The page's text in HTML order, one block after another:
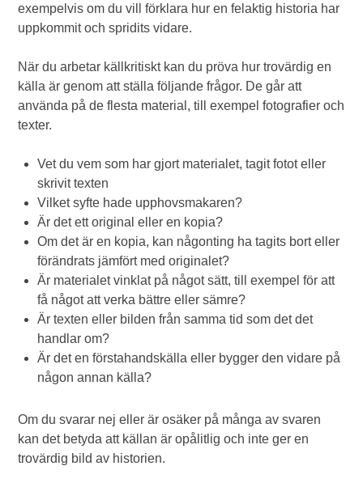
exempelvis om du vill förklara hur en felaktig historia har
uppkommit och spridits vidare.
När du arbetar källkritiskt kan du pröva hur trovärdig en
källa är genom att ställa följande frågor. De går att
använda på de flesta material, till exempel fotografier och
texter.
Vet du vem som har gjort materialet, tagit fotot eller
skrivit texten
Vilket syfte hade upphovsmakaren?
Är det ett original eller en kopia?
Om det är en kopia, kan någonting ha tagits bort eller
förändrats jämfört med originalet?
Är materialet vinklat på något sätt, till exempel för att
få något att verka bättre eller sämre?
Är texten eller bilden från samma tid som det det
handlar om?
Är det en förstahandskälla eller bygger den vidare på
någon annan källa?
Om du svarar nej eller är osäker på många av svaren
kan det betyda att källan är opålitlig och inte ger en
trovärdig bild av historien.